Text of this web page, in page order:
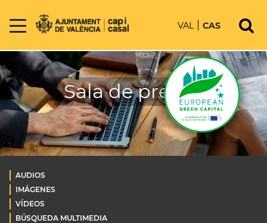
VAL CAS
Sala de prensa
AUDIOS
IMÁGENES
VÍDEOS
BÚSQUEDA MULTIMEDIA